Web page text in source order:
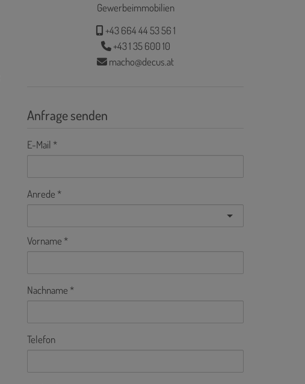
Gewerbeimmobilien
+43 664 44 53 56 1
+43 1 35 600 10
macho@decus.at
Anfrage senden
E-Mail
Anrede
Vorname
Nachname
Telefon